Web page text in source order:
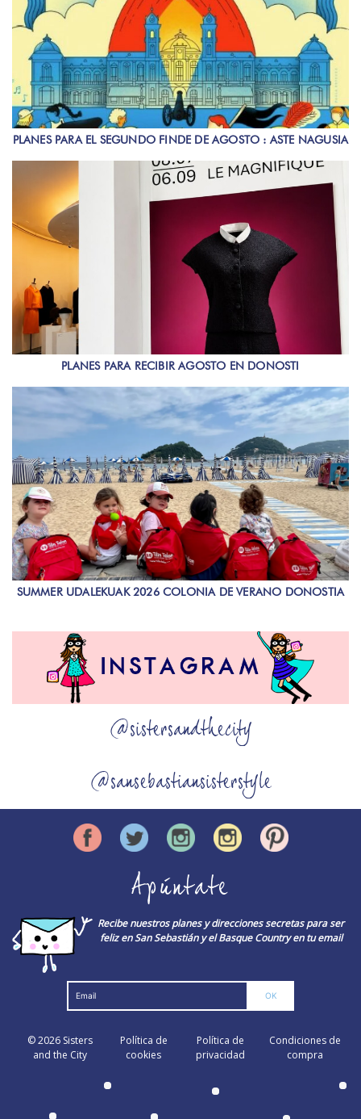
PLANES PARA EL SEGUNDO FINDE DE AGOSTO : ASTE NAGUSIA
PLANES PARA RECIBIR AGOSTO EN DONOSTI
SUMMER UDALEKUAK 2026 COLONIA DE VERANO DONOSTIA
@sistersandthecity
@sansebastiansisterstyle
Apúntate
Recibe nuestros planes y direcciones secretas para ser
feliz en San Sebastián y el Basque Country en tu email
© 2026 Sisters
and the City
Política de
cookies
Política de
privacidad
Condiciones de
compra